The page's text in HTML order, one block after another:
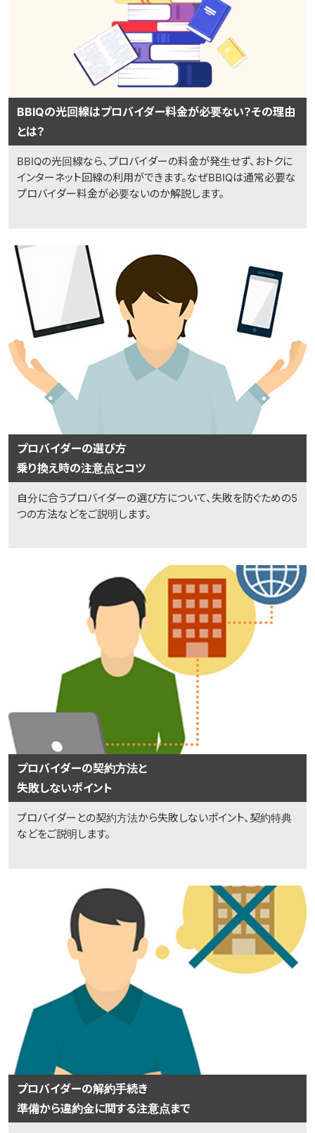
BBIQの光回線はプロバイダー料金が必要ない？その理由
とは？
BBIQの光回線なら、プロバイダーの料金が発生せず、おトクに
インターネット回線の利用ができます。なぜBBIQは通常必要な
プロバイダー料金が必要ないのか解説します。
プロバイダーの選び方
乗り換え時の注意点とコツ
自分に合うプロバイダーの選び方について、失敗を防ぐための5
つの方法などをご説明します。
プロバイダーの契約方法と
失敗しないポイント
プロバイダーとの契約方法から失敗しないポイント、契約特典
などをご説明します。
プロバイダーの解約手続き
準備から違約金に関する注意点まで